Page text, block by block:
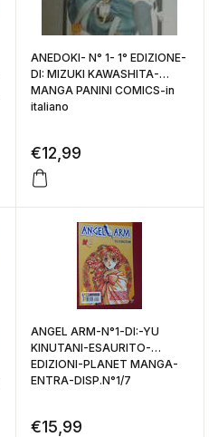
ANEDOKI- N° 1- 1° EDIZIONE-
DI: MIZUKI KAWASHITA-
MANGA PANINI COMICS-in
italiano
€12,99
ANGEL ARM-N°1-DI:-YU
KINUTANI-ESAURITO-
EDIZIONI-PLANET MANGA-
ENTRA-DISP.N°1/7
€15,99